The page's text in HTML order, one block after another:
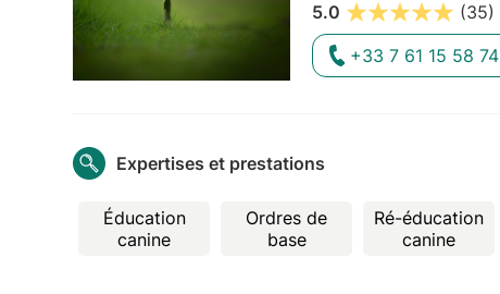
5.0
(35)
+33 7 61 15 58 74
Expertises et prestations
Éducation
canine
Ordres de
base
Ré-éducation
canine